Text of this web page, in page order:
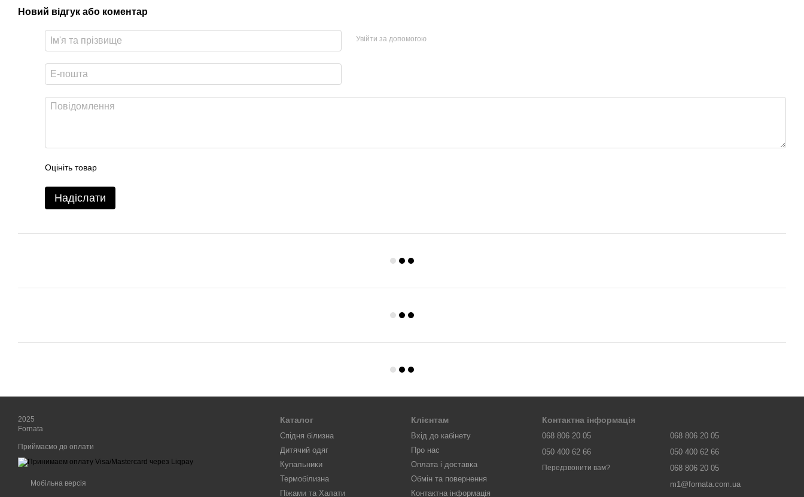
Новий відгук або коментар
Увійти за допомогою
Оцініть товар
Надіслати
2025
Fornata
Приймаємо до оплати
Мобільна версія
Каталог
Спідня білизна
Дитячий одяг
Купальники
Термобілизна
Піжами та Халати
Клієнтам
Вхід до кабінету
Про нас
Оплата і доставка
Обмін та повернення
Контактна інформація
Контактна інформація
068 806 20 05
050 400 62 66
Передзвонити вам?
068 806 20 05
050 400 62 66
068 806 20 05
m1@fornata.com.ua